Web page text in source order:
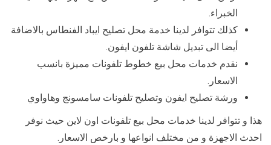
الخبراء.
كذلك تتوافر لدينا خدمة محل تصليح ايباد الفنطاس بالاضافة
أيضا الى تبديل شاشة تلفون ايفون.
نقدم خدمات محل بيع خطوط تلفونات مميزة بانسب
الاسعار.
ورشة تصليح ايفون وتصليح تلفونات سامسونج وهاواوي
هذا و تتوافر لدينا خدمات محل بيع تلفونات اون لاين حيث نوفر
احدث الاجهزة و من مختلف انواعها و بارخص الاسعار.